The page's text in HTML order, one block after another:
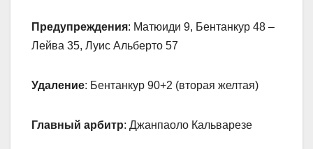
Предупреждения: Матюиди 9, Бентанкур 48 –
Лейва 35, Луис Альберто 57
Удаление: Бентанкур 90+2 (вторая желтая)
Главный арбитр: Джанпаоло Кальварезе